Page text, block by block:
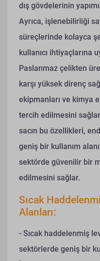
dış gövdelerinin
Ayrıca, işlenebilirliği
süreçlerinde kolayca
kullanıcı ihtiyaçlarına
Paslanmaz çelikten
karşı yüksek direnç
ekipmanları ve kimya
tercih edilmesini
sacın bu özellikleri,
geniş bir kullanım
sektörde güvenilir bir
edilmesini sağlar.
Sıcak
Alanları:
- Sıcak haddelenmiş
sektörlerde geniş bir